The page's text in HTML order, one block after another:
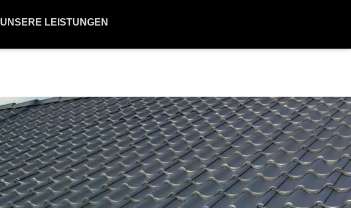
UNSERE LEISTUNGEN